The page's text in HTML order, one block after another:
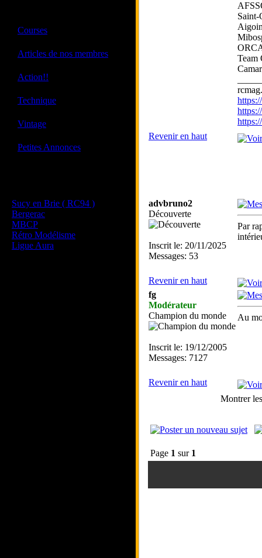
Courses
Articles de nos membres
Action!!
Technique
Vintage
Petites Annonces
Sucy en Brie ( RC94 )
Bergerac
MBCP
Rétro Modélisme
Ligue Aura
Saint-
Team
Revenir en haut
advbruno2
Découverte
Inscrit le: 20/11/2025
Messages: 53
Par
Revenir en haut
fg
Modérateur
Champion du monde
Inscrit le: 19/12/2005
Messages: 7127
Au
Revenir en haut
Montrer
Page 1 sur 1